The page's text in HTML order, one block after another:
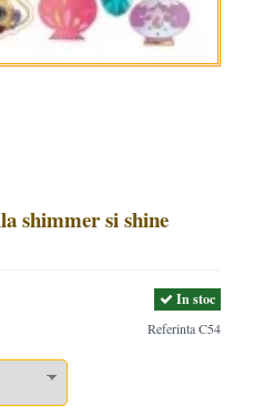
shimmer si shine
ReferintaC54
In stoc